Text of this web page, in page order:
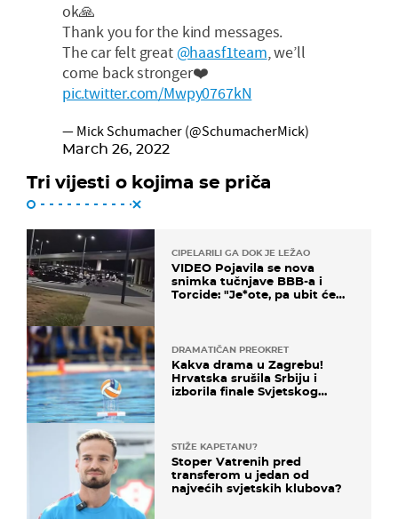
ok🙏
Thank you for the kind messages.
The car felt great @haasf1team, we’ll
come back stronger❤️
pic.twitter.com/Mwpy0767kN
— Mick Schumacher (@SchumacherMick)
March 26, 2022
Tri vijesti o kojima se priča
CIPELARILI GA DOK JE LEŽAO
VIDEO Pojavila se nova
snimka tučnjave BBB-a i
Torcide: "Je*ote, pa ubit će
DRAMATIČAN PREOKRET
Kakva drama u Zagrebu!
Hrvatska srušila Srbiju i
izborila finale Svjetskog
STIŽE KAPETANU?
Stoper Vatrenih pred
transferom u jedan od
najvećih svjetskih klubova?